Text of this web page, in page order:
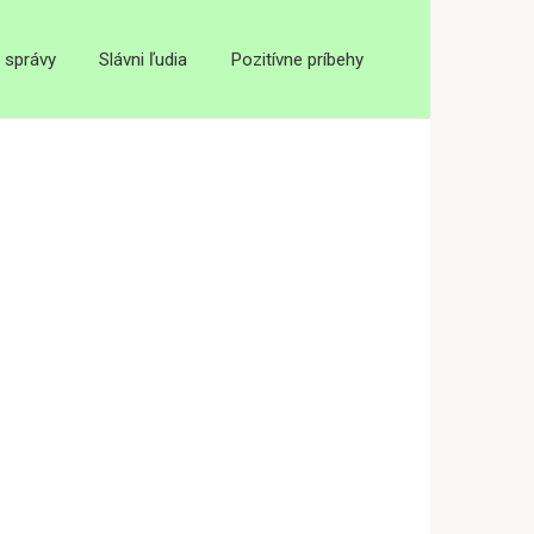
správy Slávni ľudia Pozitívne príbehy